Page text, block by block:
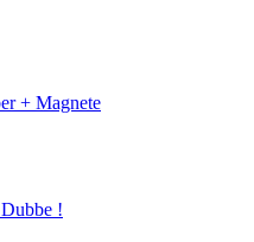
+ Magnete
!